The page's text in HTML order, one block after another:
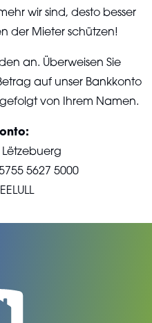
wir sind, desto besser
der Mieter schützen!
an. Überweisen Sie
auf unser Bankkonto
von Ihrem Namen.
Lëtzebuerg
5627 5000